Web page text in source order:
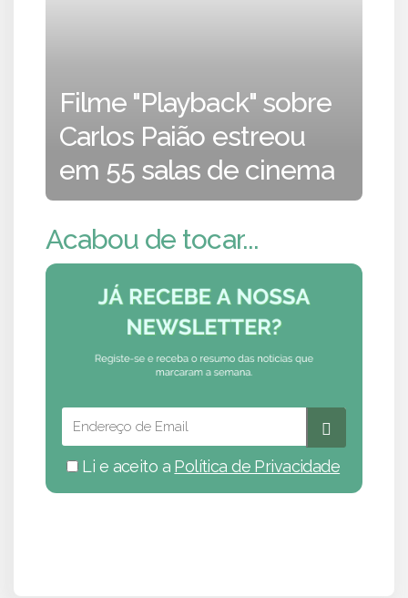
Filme "Playback" sobre
Carlos Paião estreou
em 55 salas de cinema
Acabou de tocar...
Li e aceito a Política de Privacidade